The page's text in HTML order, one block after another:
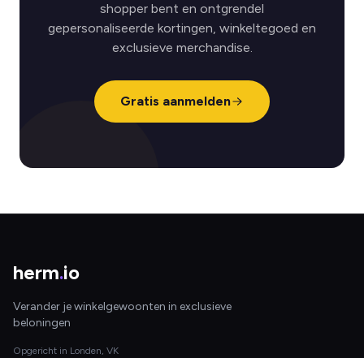
shopper bent en ontgrendel
gepersonaliseerde kortingen, winkeltegoed en
exclusieve merchandise.
Gratis aanmelden
herm.io
Verander je winkelgewoonten in exclusieve
beloningen
Opgericht in Londen, VK